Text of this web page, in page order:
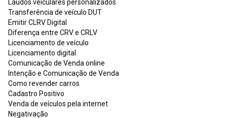
Laudos veiculares personalizados
Transferência de veículo DUT
Emitir CLRV Digital
Diferença entre CRV e CRLV
Licenciamento de veículo
Licenciamento digital
Comunicação de Venda online
Intenção e Comunicação de Venda
Como revender carros
Cadastro Positivo
Venda de veículos pela internet
Negativação